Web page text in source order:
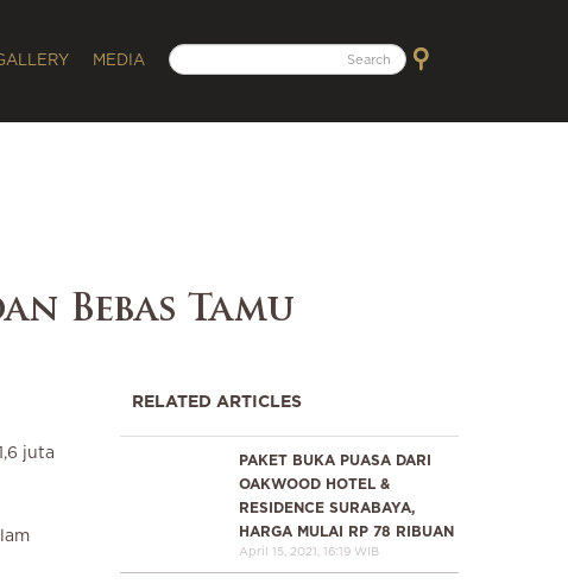
MEDIA
Bebas Tamu
juta
RELATED ARTICLES
PAKET BUKA PUASA DARI
OAKWOOD HOTEL &
RESIDENCE SURABAYA,
HARGA MULAI RP 78 RIBUAN
April 15, 2021, 16:19 WIB